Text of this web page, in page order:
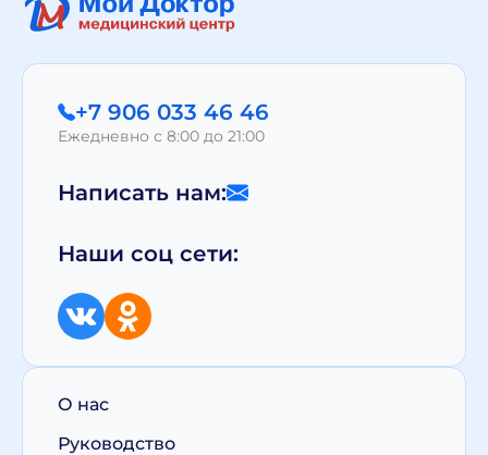
+7 906 033 46 46
Ежедневно с 8:00 до 21:00
Написать нам:
Наши соц сети:
О нас
Руководство